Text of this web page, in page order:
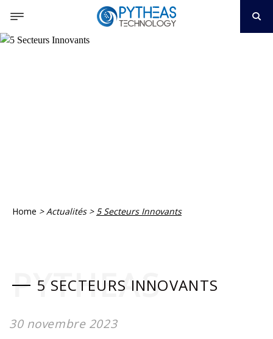
Home > Actualités > 5 Secteurs Innovants
5 SECTEURS INNOVANTS
PYTHEAS
30 novembre 2023